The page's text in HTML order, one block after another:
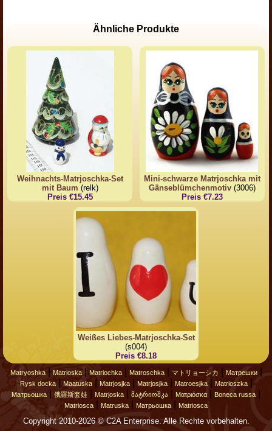
Ähnliche Produkte
Weihnachts-Matrjoschka-Set
mit Baum (relk)
Preis €15.45
Mini-schwarze Matrjoschka mit
Gänseblümchenmotiv(3006)
Preis €7.23
Weißes Liebes-Matrjoschka-Set
(s004)
Preis €8.18
Matryoshka| Matrioska| Matriochka| Matroschka| マトリョーシカ Матрешки|
Rysk docka| Maatuska| Matrjosjka| Matrjosjka| Matroesjka| Matrioszka|
Матрьошка 俄羅斯套娃 Matrjoska მატრიოშკა Ματριόσκα Boneca russa
Matriosca Matruska Матрьошка Matriosca
Copyright 2010-2026 © C2A Enterprise. Alle Rechte vorbehalten.